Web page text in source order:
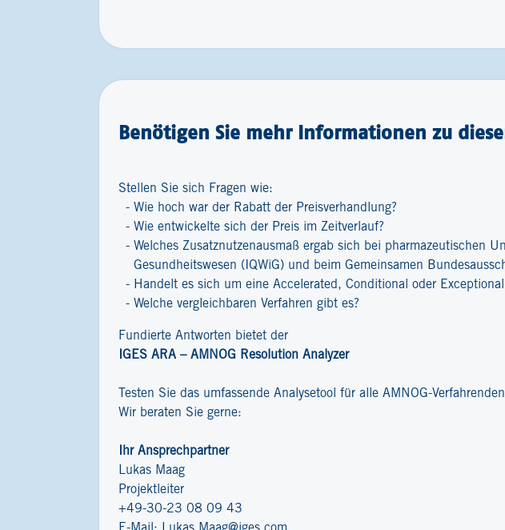
Benötigen Sie mehr Informationen zu
Stellen Sie sich Fragen wie:
Wie hoch war der Rabatt der Preisverhandlung?
Wie entwickelte sich der Preis im Zeitverlauf?
Welches Zusatznutzenausmaß ergab sich bei pharmazeutischen
Gesundheitswesen (IQWiG) und beim Gemeinsamen
Handelt es sich um eine Accelerated, Conditional oder
Welche vergleichbaren Verfahren gibt es?
Fundierte Antworten bietet der
IGES ARA – AMNOG Resolution Analyzer
Testen Sie das umfassende Analysetool für alle AMNOG-
Wir beraten Sie gerne:
Ihr Ansprechpartner
Lukas Maag
Projektleiter
+49-30-23 08 09 43